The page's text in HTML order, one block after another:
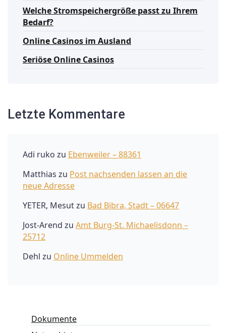
Welche Stromspeichergröße passt zu Ihrem
Bedarf?
Online Casinos im Ausland
Seriöse Online Casinos
Letzte Kommentare
Adi ruko zu Ebenweiler – 88361
Matthias zu Post nachsenden lassen an die
neue Adresse
YETER, Mesutzu Bad Bibra, Stadt – 06647
Jost-Arend zu Amt Burg-St. Michaelisdonn –
25712
Dehl zu Online Ummelden
Dokumente